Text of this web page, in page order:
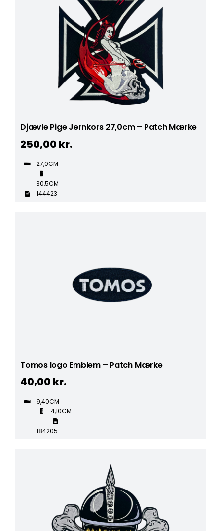
Djævle Pige Jernkors 27,0cm – Patch Mærke
250,00 kr.
27,0CM
30,5CM
144423
Tomos logo Emblem – Patch Mærke
40,00 kr.
9,40CM
4,10CM
184205